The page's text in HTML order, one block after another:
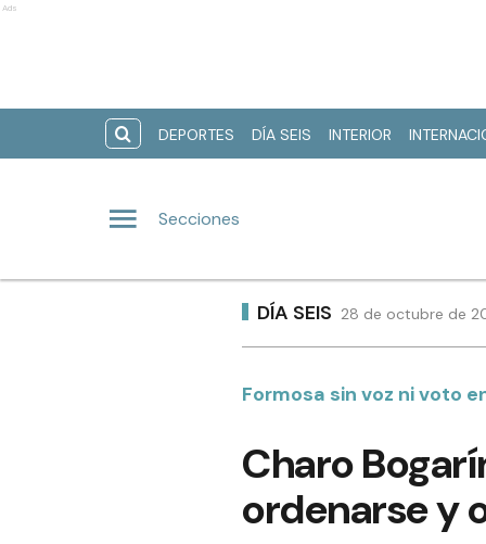
Ads
DEPORTES DÍA SEIS INTERIOR
Secciones
DÍA SEIS 28 de octubre de
Formosa sin voz ni voto
Charo
ordenarse y